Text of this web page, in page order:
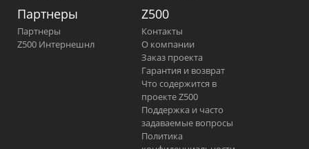
Партнеры
Партнеры
Z500 Интернешнл
Z500
Контакты
О компании
Заказ проекта
Гарантия и возврат
Что содержится в
проекте Z500
Поддержка и часто
задаваемые вопросы
Политика